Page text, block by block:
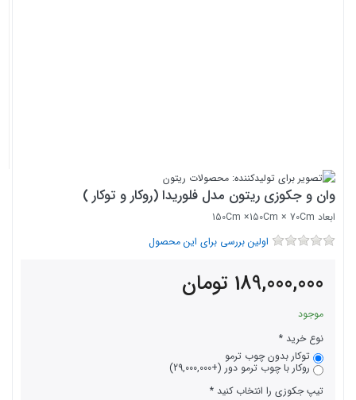
وان و جکوزی ریتون مدل فلوریدا (روکار و توکار )
ابعاد 150Cm ×150Cm × 70Cm
اولین بررسی برای این محصول
189,000,000 تومان
موجود
نوع خرید
توکار بدون چوب ترمو
روکار با چوب ترمو دور (+29,000,000)
تیپ جکوزی را انتخاب کنید